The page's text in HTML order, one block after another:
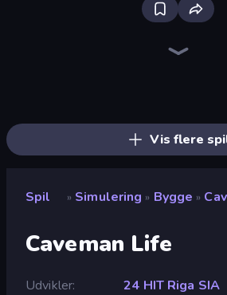
Vis flere
Spil » Simulering » Bygge »
Caveman Life
Udvikler
24 HIT Riga SIA